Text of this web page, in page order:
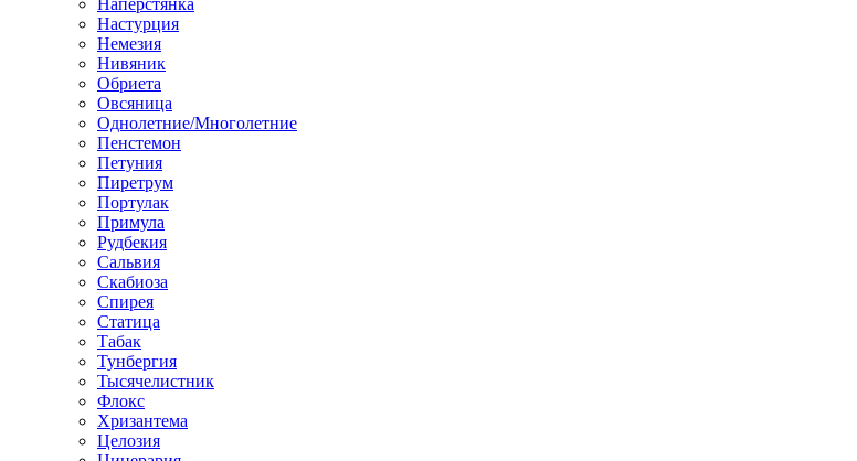
Наперстянка
Настурция
Немезия
Нивяник
Обриета
Овсяница
Однолетние/Многолетние
Пенстемон
Петуния
Пиретрум
Портулак
Примула
Рудбекия
Сальвия
Скабиоза
Спирея
Статица
Табак
Тунбергия
Тысячелистник
Флокс
Хризантема
Целозия